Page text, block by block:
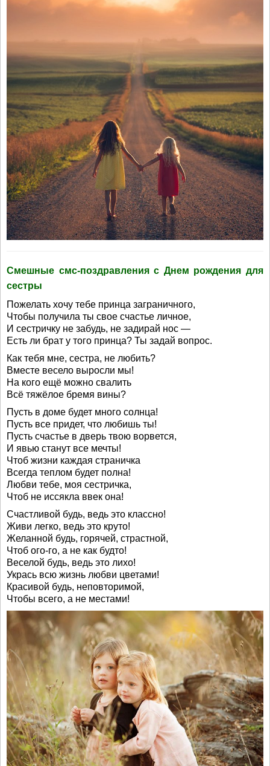
Смешные смс-поздравления с Днем рождения для
сестры
Пожелать хочу тебе принца заграничного,
Чтобы получила ты свое счастье личное,
И сестричку не забудь, не задирай нос —
Есть ли брат у того принца? Ты задай вопрос.
Как тебя мне, сестра, не любить?
Вместе весело выросли мы!
На кого ещё можно свалить
Всё тяжёлое бремя вины?
Пусть в доме будет много солнца!
Пусть все придет, что любишь ты!
Пусть счастье в дверь твою ворвется,
И явью станут все мечты!
Чтоб жизни каждая страничка
Всегда теплом будет полна!
Любви тебе, моя сестричка,
Чтоб не иссякла ввек она!
Счастливой будь, ведь это классно!
Живи легко, ведь это круто!
Желанной будь, горячей, страстной,
Чтоб ого-го, а не как будто!
Веселой будь, ведь это лихо!
Укрась всю жизнь любви цветами!
Красивой будь, неповторимой,
Чтобы всего, а не местами!